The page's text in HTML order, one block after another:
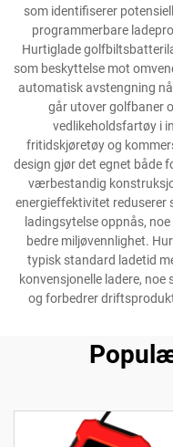
som identifiserer
programmerbare
Hurtiglade
som beskyttelse mot
automatisk avstengning
går utover golfbaner
vedlikeholdsfartøy i
fritidskjøretøy og
design gjør det egnet både
værbestandig
energieffektivitet reduserer
ladingsytelse oppnås,
bedre miljøvennlighet.
typisk standard ladetid
konvensjonelle ladere,
og forbedrer